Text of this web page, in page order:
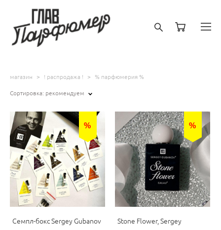
магазин > ! распродажа ! > % парфюмерия %
Сортировка: рекомендуем
%
Семпл-бокс Sergey Gubanov
%
Stone Flower, Sergey